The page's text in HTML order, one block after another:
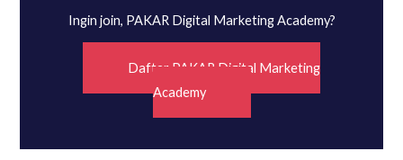
Ingin join, PAKAR Digital Marketing Academy?
Daftar PAKAR Digital Marketing
Academy